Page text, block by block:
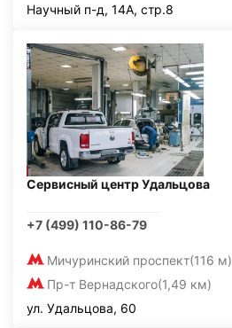
Научный п-д, 14А, стр.8
Сервисный центр Удальцова
+7 (499) 110-86-79
Мичуринский проспект(116 м)
Пр-т Вернадского(1,49 км)
ул. Удальцова, 60